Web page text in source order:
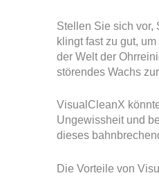
Stellen Sie sich vor,
klingt fast zu gut,
der Welt der
störendes Wachs
VisualCleanX
Ungewissheit und
dieses
Die Vorteile von